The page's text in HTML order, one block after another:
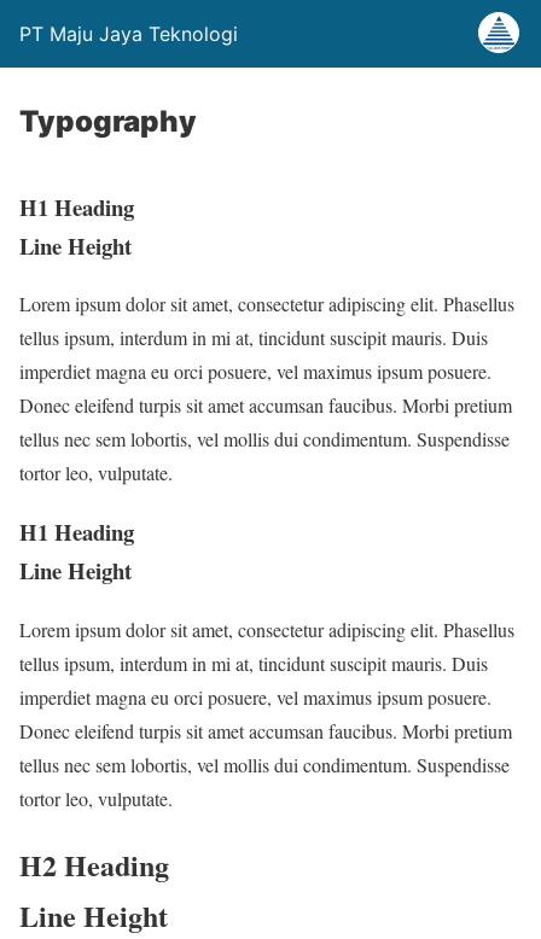
PT Maju Jaya Teknologi
Typography
H1 Heading
Line Height
Lorem ipsum dolor sit amet, consectetur adipiscing elit. Phasellus
tellus ipsum, interdum in mi at, tincidunt suscipit mauris. Duis
imperdiet magna eu orci posuere, vel maximus ipsum posuere.
Donec eleifend turpis sit amet accumsan faucibus. Morbi pretium
tellus nec sem lobortis, vel mollis dui condimentum. Suspendisse
tortor leo, vulputate.
H1 Heading
Line Height
Lorem ipsum dolor sit amet, consectetur adipiscing elit. Phasellus
tellus ipsum, interdum in mi at, tincidunt suscipit mauris. Duis
imperdiet magna eu orci posuere, vel maximus ipsum posuere.
Donec eleifend turpis sit amet accumsan faucibus. Morbi pretium
tellus nec sem lobortis, vel mollis dui condimentum. Suspendisse
tortor leo, vulputate.
H2 Heading
Line Height